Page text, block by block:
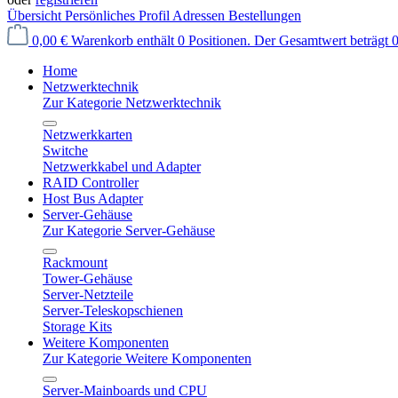
Übersicht Persönliches Profil Adressen Bestellungen
0,00 € Warenkorb enthält 0 Positionen. Der Gesamtwert beträgt
Home
Netzwerktechnik
Zur Kategorie Netzwerktechnik
Netzwerkkarten
Switche
Netzwerkkabel und Adapter
RAID Controller
Host Bus Adapter
Server-Gehäuse
Zur Kategorie Server-Gehäuse
Rackmount
Tower-Gehäuse
Server-Netzteile
Server-Teleskopschienen
Storage Kits
Weitere Komponenten
Zur Kategorie Weitere Komponenten
Server-Mainboards und CPU